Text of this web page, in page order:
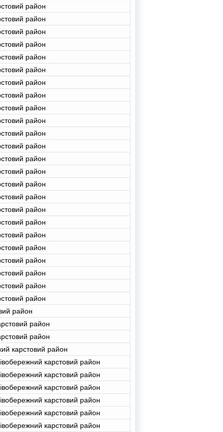
район
район
район
район
район
район
район
район
район
район
район
район
район
район
район
район
район
район
район
район
район
район
район
район
район
район
район
карстовий район
карстовий район
карстовий район
карстовий район
карстовий район
карстовий район
карстовий район